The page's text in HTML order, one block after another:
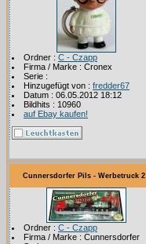
Ordner : C - Czapp
Firma / Marke : Cronex
Serie :
Hinzugefügt von : fredder67
Datum : 06.05.2012 18:12
Bildhits : 10960
auf Ebay kaufen!
Cunnersdorfer Pils - Werbetruck 2
Ordner : C - Czapp
Firma / Marke : Cunnersdorfer